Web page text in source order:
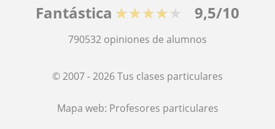
Fantástica ★★★★★ 9,5/10
790532 opiniones de alumnos
© 2007 - 2026 Tus clases particulares
Mapa web: Profesores particulares